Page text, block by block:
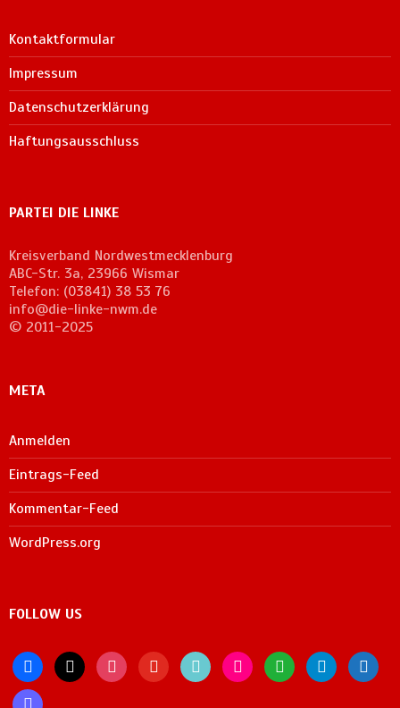
Kontaktformular
Impressum
Datenschutzerklärung
Haftungsausschluss
PARTEI DIE LINKE
Kreisverband Nordwestmecklenburg
ABC-Str. 3a, 23966 Wismar
Telefon: (03841) 38 53 76
info@die-linke-nwm.de
© 2011-2025
META
Anmelden
Eintrags-Feed
Kommentar-Feed
WordPress.org
FOLLOW US
facebook
x instagramyoutubetiktok flickr whatsapptelegrambluesky
mastodon